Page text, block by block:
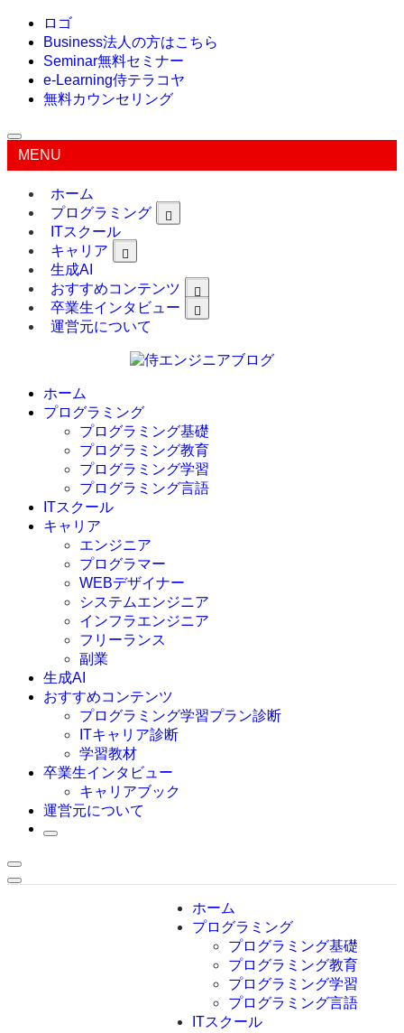
ロゴ
Business法人の方はこちら
Seminar無料セミナー
e-Learning侍テラコヤ
無料カウンセリング
MENU
ホーム
プログラミング
ITスクール
キャリア
生成AI
おすすめコンテンツ
卒業生インタビュー
運営元について
ホーム
プログラミング
プログラミング基礎
プログラミング教育
プログラミング学習
プログラミング言語
C言語
C#
VBA
Go言語
Kotlin
Java
JavaScript
Swift
Ruby
その他言語
ITスクール
キャリア
エンジニア
プログラマー
WEBデザイナー
システムエンジニア
インフラエンジニア
フリーランス
副業
生成AI
おすすめコンテンツ
プログラミング学習プラン診断
ITキャリア診断
学習教材
卒業生インタビュー
キャリアブック
運営元について
ホーム
プログラミング
プログラミング基礎
プログラミング教育
プログラミング学習
プログラミング言語
ITスクール